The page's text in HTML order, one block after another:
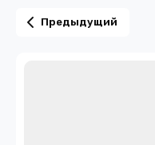
Предыдущий